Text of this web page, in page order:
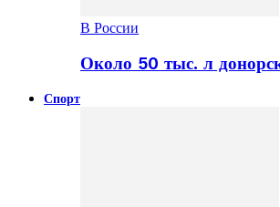
В России
Около 50 тыс. л
Спорт